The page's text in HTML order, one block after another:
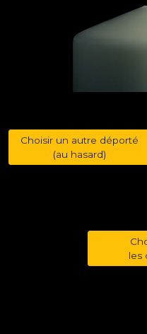
Choisir un autre déporté
(au hasard)
les